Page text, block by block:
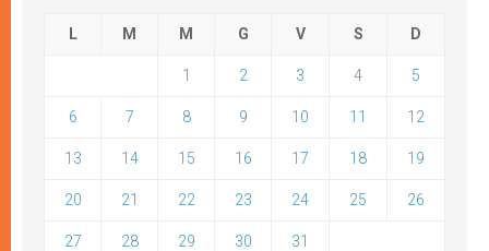
L M M G V S D
1 2 3 4 5
6 7 8 9 10 11 12
13 14 15 16 17 18 19
20 21 22 23 24 25 26
27 28 29 30 31